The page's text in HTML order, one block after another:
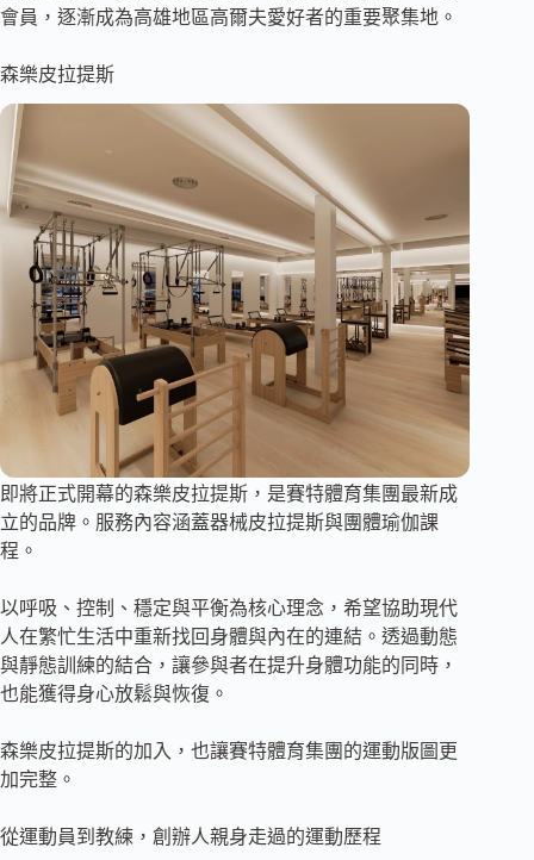
會員，逐漸成為高雄地區高爾夫愛好者的重要聚集地。
森樂皮拉提斯
即將正式開幕的森樂皮拉提斯，是賽特體育集團最新成
立的品牌。服務內容涵蓋器械皮拉提斯與團體瑜伽課
程。
以呼吸、控制、穩定與平衡為核心理念，希望協助現代
人在繁忙生活中重新找回身體與內在的連結。透過動態
與靜態訓練的結合，讓參與者在提升身體功能的同時，
也能獲得身心放鬆與恢復。
森樂皮拉提斯的加入，也讓賽特體育集團的運動版圖更
加完整。
從運動員到教練，創辦人親身走過的運動歷程